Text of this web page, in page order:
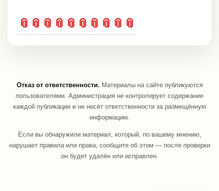
📎 📎 📎 📎 📎 📎 📎 📎 📎 📎
Отказ от ответственности. Материалы на сайте публикуются
пользователями. Администрация не контролирует содержание
каждой публикации и не несёт ответственности за размещённую
информацию.
Если вы обнаружили материал, который, по вашему мнению,
нарушает правила или права, сообщите об этом — после проверки
он будет удалён или исправлен.